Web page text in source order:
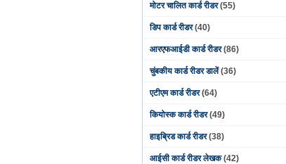
मोटर चालित कार्ड रीडर (55)
डिप कार्ड रीडर (40)
आरएफआईडी कार्ड रीडर (86)
चुंबकीय कार्ड रीडर डालें (36)
एटीएम कार्ड रीडर (64)
कियोस्क कार्ड रीडर (49)
हाइब्रिड कार्ड रीडर (38)
आईसी कार्ड रीडर लेखक (42)